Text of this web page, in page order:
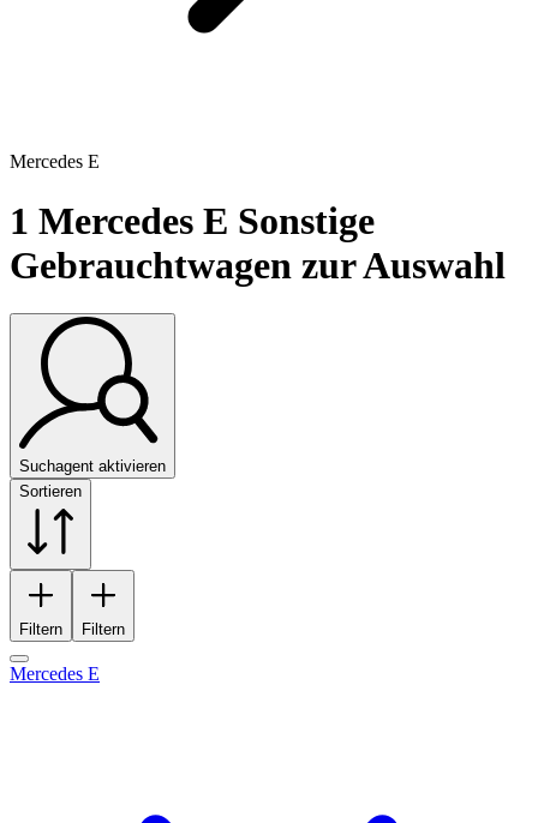
Mercedes E
1 Mercedes E Sonstige
Gebrauchtwagen zur Auswahl
Suchagent aktivieren
Sortieren
Filtern Filtern
Mercedes E